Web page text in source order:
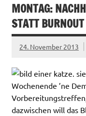
MONTAG:
STATT
24. November 2013
Wochenende ’ne
dazwischen will das